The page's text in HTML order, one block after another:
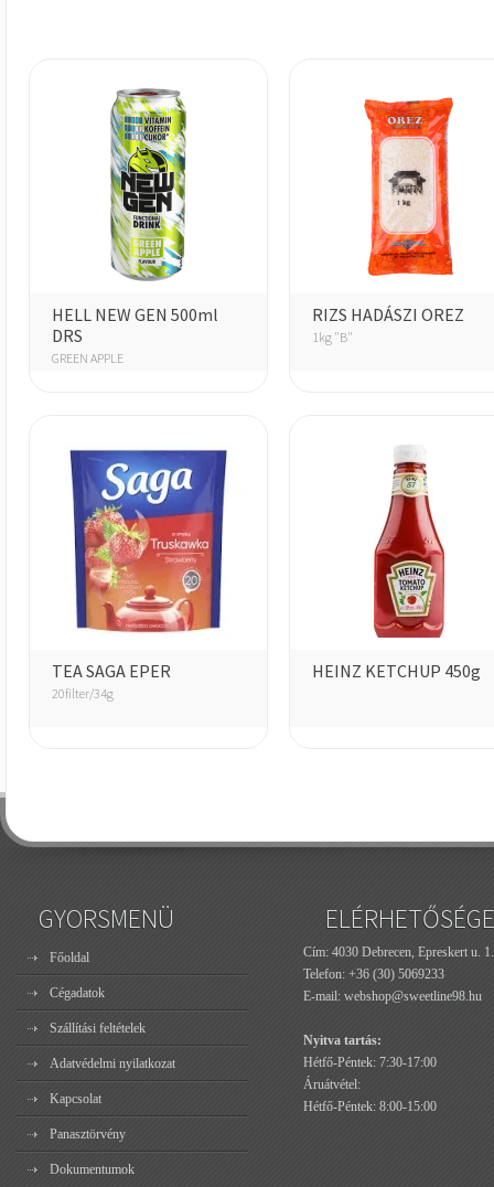
HELL NEW GEN 500ml
DRS
GREEN APPLE
RIZS HADÁSZI OREZ
1kg "B"
TEA SAGA EPER
20filter/34g
HEINZ KETCHUP 450g
GYORSMENÜ
Főoldal
Cégadatok
Szállítási feltételek
Adatvédelmi nyilatkozat
Kapcsolat
Panasztörvény
Dokumentumok
Cím: 4030 Debrecen, Epreskert u. 1.
Telefon: +36 (30) 5069233
E-mail: webshop@sweetline98.hu
Nyitva tartás:
Hétfő-Péntek: 7:30-17:00
Áruátvétel:
Hétfő-Péntek: 8:00-15:00